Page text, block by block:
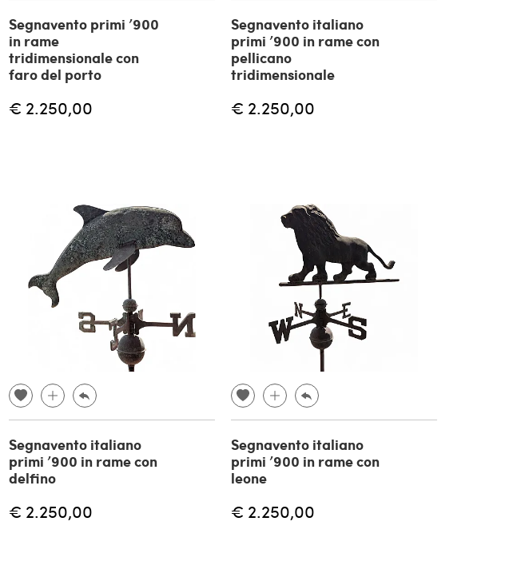
Segnavento primi ’900
in rame
tridimensionale con
faro del porto
€ 2.250,00
Segnavento italiano
primi ’900 in rame con
pellicano
tridimensionale
€ 2.250,00
Segnavento italiano
primi ’900 in rame con
delfino
€ 2.250,00
Segnavento italiano
primi ’900 in rame con
leone
€ 2.250,00